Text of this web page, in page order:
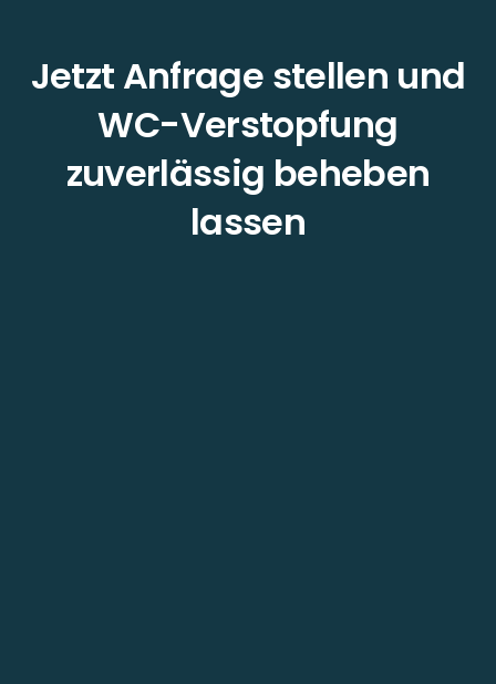
Jetzt Anfrage stellen und
WC-Verstopfung
zuverlässig beheben
lassen